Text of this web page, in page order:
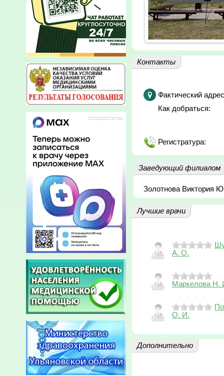
Контакты
Фактический
Как добраться:
Регистратура:
Заведующий филиалом
Золотнова Виктория
Лучшие врачи
А. О.
Маркелова Н.
О. И.
Дополнительно